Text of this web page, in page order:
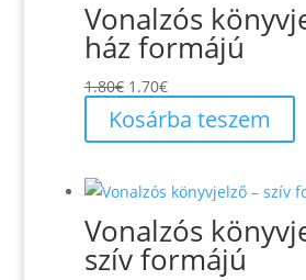
Vonalzós
ház formájú
1.80€ Original
price
was:
1.70€Current
price
is:
Kosárba teszem
Vonalzós
szív formájú